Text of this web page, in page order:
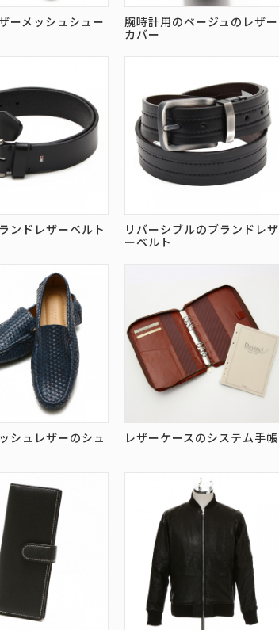
ーメッシュシュー
腕時計用のベージュのレザー
カバー
ンドレザーベルト
リバーシブルのブランドレザ
ーベルト
シュレザーのシュ レザーケースのシステム手帳